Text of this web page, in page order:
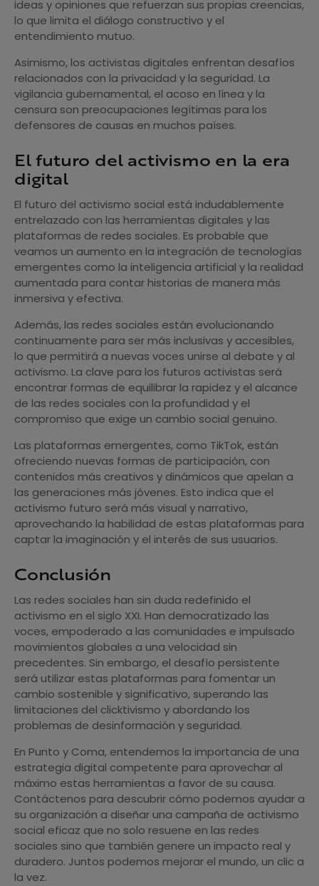
ideas y opiniones que refuerzan sus propias creencias,
lo que limita el diálogo constructivo y el
entendimiento mutuo.
Asimismo, los activistas digitales enfrentan desafíos
relacionados con la privacidad y la seguridad. La
vigilancia gubernamental, el acoso en línea y la
censura son preocupaciones legítimas para los
defensores de causas en muchos países.
El futuro del activismo en la era
digital
El futuro del activismo social está indudablemente
entrelazado con las herramientas digitales y las
plataformas de redes sociales. Es probable que
veamos un aumento en la integración de tecnologías
emergentes como la inteligencia artificial y la realidad
aumentada para contar historias de manera más
inmersiva y efectiva.
Además, las redes sociales están evolucionando
continuamente para ser más inclusivas y accesibles,
lo que permitirá a nuevas voces unirse al debate y al
activismo. La clave para los futuros activistas será
encontrar formas de equilibrar la rapidez y el alcance
de las redes sociales con la profundidad y el
compromiso que exige un cambio social genuino.
Las plataformas emergentes, como TikTok, están
ofreciendo nuevas formas de participación, con
contenidos más creativos y dinámicos que apelan a
las generaciones más jóvenes. Esto indica que el
activismo futuro será más visual y narrativo,
aprovechando la habilidad de estas plataformas para
captar la imaginación y el interés de sus usuarios.
Conclusión
Las redes sociales han sin duda redefinido el
activismo en el siglo XXI. Han democratizado las
voces, empoderado a las comunidades e impulsado
movimientos globales a una velocidad sin
precedentes. Sin embargo, el desafío persistente
será utilizar estas plataformas para fomentar un
cambio sostenible y significativo, superando las
limitaciones del clicktivismo y abordando los
problemas de desinformación y seguridad.
En Punto y Coma, entendemos la importancia de una
estrategia digital competente para aprovechar al
máximo estas herramientas a favor de su causa.
Contáctenos para descubrir cómo podemos ayudar a
su organización a diseñar una campaña de activismo
social eficaz que no solo resuene en las redes
sociales sino que también genere un impacto real y
duradero. Juntos podemos mejorar el mundo, un clic a
la vez.